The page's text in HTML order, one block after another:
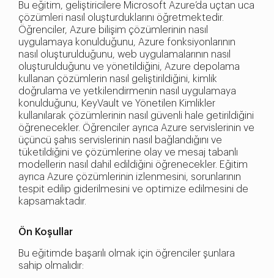
Bu eğitim, geliştiricilere Microsoft Azure’da uçtan uca
çözümleri nasıl oluşturduklarını öğretmektedir.
Öğrenciler, Azure bilişim çözümlerinin nasıl
uygulamaya konulduğunu, Azure fonksiyonlarının
nasıl oluşturulduğunu, web uygulamalarının nasıl
oluşturulduğunu ve yönetildiğini, Azure depolama
kullanan çözümlerin nasıl geliştirildiğini, kimlik
doğrulama ve yetkilendirmenin nasıl uygulamaya
konulduğunu, KeyVault ve Yönetilen Kimlikler
kullanılarak çözümlerinin nasıl güvenli hale getirildiğini
öğrenecekler. Öğrenciler ayrıca Azure servislerinin ve
üçüncü şahıs servislerinin nasıl bağlandığını ve
tüketildiğini ve çözümlerine olay ve mesaj tabanlı
modellerin nasıl dahil edildiğini öğrenecekler. Eğitim
ayrıca Azure çözümlerinin izlenmesini, sorunlarının
tespit edilip giderilmesini ve optimize edilmesini de
kapsamaktadır.
Ön Koşullar
Bu eğitimde başarılı olmak için öğrenciler şunlara
sahip olmalıdır: